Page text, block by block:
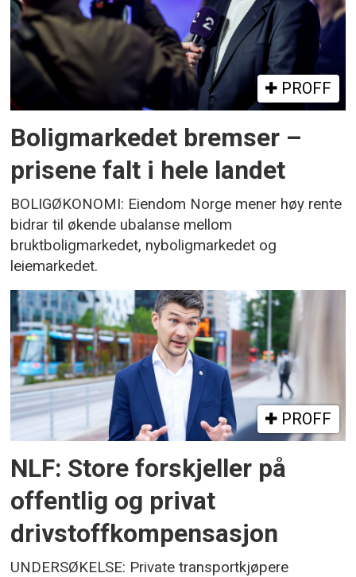
PROFF
Boligmarkedet bremser –
prisene falt i hele landet
BOLIGØKONOMI: Eiendom Norge mener høy rente
bidrar til økende ubalanse mellom
bruktboligmarkedet, nyboligmarkedet og
leiemarkedet.
PROFF
NLF: Store forskjeller på
offentlig og privat
drivstoffkompensasjon
UNDERSØKELSE: Private transportkjøpere